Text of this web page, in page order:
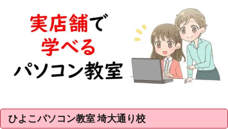
ひよこパソコン教室 埼大通り校